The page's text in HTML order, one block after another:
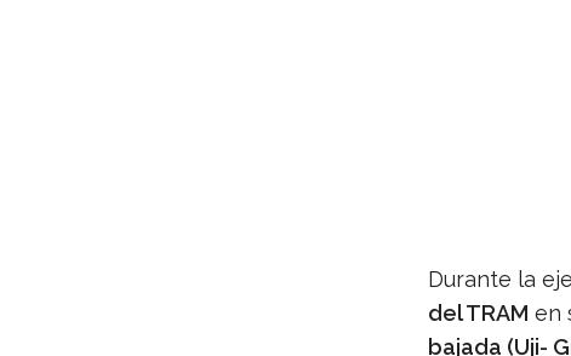
Durante la
del TRAM en
bajada (Uji-